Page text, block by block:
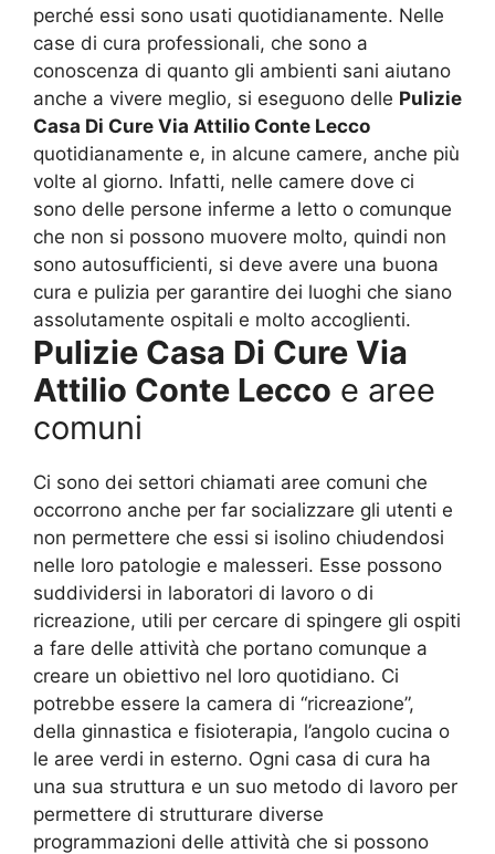
perché essi sono usati quotidianamente. Nelle
case di cura professionali, che sono a
conoscenza di quanto gli ambienti sani aiutano
anche a vivere meglio, si eseguono delle Pulizie
Casa Di Cure Via Attilio Conte Lecco
quotidianamente e, in alcune camere, anche più
volte al giorno. Infatti, nelle camere dove ci
sono delle persone inferme a letto o comunque
che non si possono muovere molto, quindi non
sono autosufficienti, si deve avere una buona
cura e pulizia per garantire dei luoghi che siano
assolutamente ospitali e molto accoglienti.
Pulizie Casa Di Cure Via
Attilio Conte Lecco e aree
comuni
Ci sono dei settori chiamati aree comuni che
occorrono anche per far socializzare gli utenti e
non permettere che essi si isolino chiudendosi
nelle loro patologie e malesseri. Esse possono
suddividersi in laboratori di lavoro o di
ricreazione, utili per cercare di spingere gli ospiti
a fare delle attività che portano comunque a
creare un obiettivo nel loro quotidiano. Ci
potrebbe essere la camera di “ricreazione”,
della ginnastica e fisioterapia, l’angolo cucina o
le aree verdi in esterno. Ogni casa di cura ha
una sua struttura e un suo metodo di lavoro per
permettere di strutturare diverse
programmazioni delle attività che si possono